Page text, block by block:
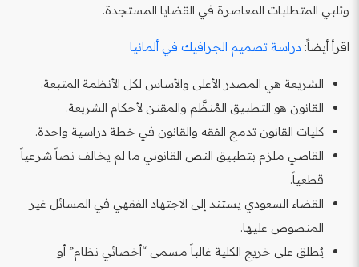
وتلبي المتطلبات المعاصرة في القضايا المستجدة.
اقرأ أيضاً: دراسة تصميم الجرافيك في ألمانيا
الشريعة هي المصدر الأعلى والأساس لكل الأنظمة المتبعة.
القانون هو التطبيق المُنظَّم والمقنن لأحكام الشريعة.
كليات القانون تدمج الفقه والقانون في خطة دراسية واحدة.
القاضي ملزم بتطبيق النص القانوني ما لم يخالف نصاً شرعياً
قطعياً.
القضاء السعودي يستند إلى الاجتهاد الفقهي في المسائل غير
المنصوص عليها.
يُطلق على خريج الكلية غالباً مسمى “أخصائي نظام” أو